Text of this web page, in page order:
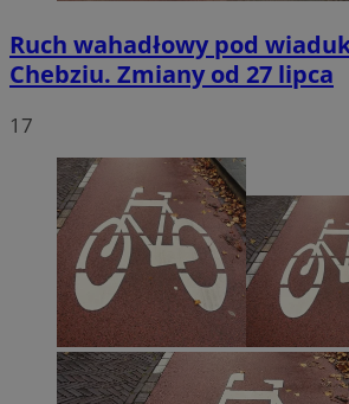
Ruch wahadłowy pod
Chebziu. Zmiany od 27 lipca
17